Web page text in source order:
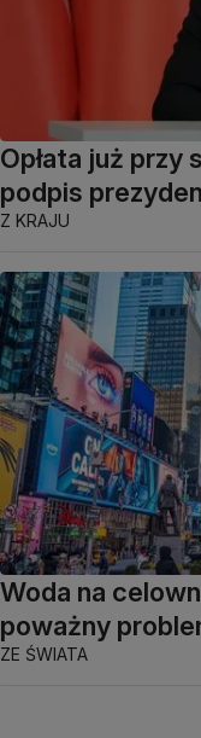
Opłata już przy
podpis
Z KRAJU
Woda na
poważny
ZE ŚWIATA